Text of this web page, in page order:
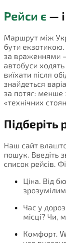
Рейси є —
Маршрут між
бути екзотикою.
за враженнями
автобуси
виїхати після
знайдеться
за потяг:
«технічних
Підберіть
Наш сайт
пошук. Введіть
список рейсів.
Ціна. Від
Час у
місці? Чи,
Комфорт.